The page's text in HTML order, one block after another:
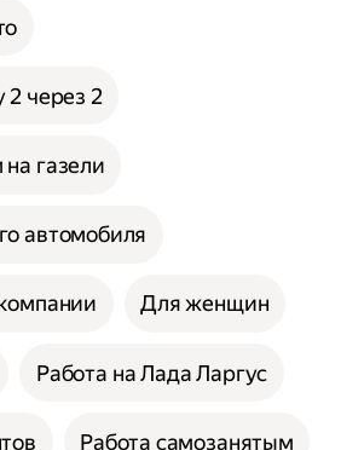
2 через 2
газели
автомобиля
Для женщин
Работа на Лада Ларгус
Работа самозанятым